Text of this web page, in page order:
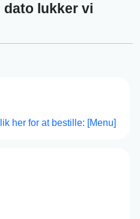
dato lukker vi
her for at bestille: [Menu]